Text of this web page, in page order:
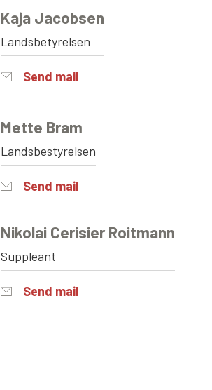
Kaja Jacobsen
Landsbetyrelsen
Send mail
Mette Bram
Landsbestyrelsen
Send mail
Nikolai Cerisier Roitmann
Suppleant
Send mail